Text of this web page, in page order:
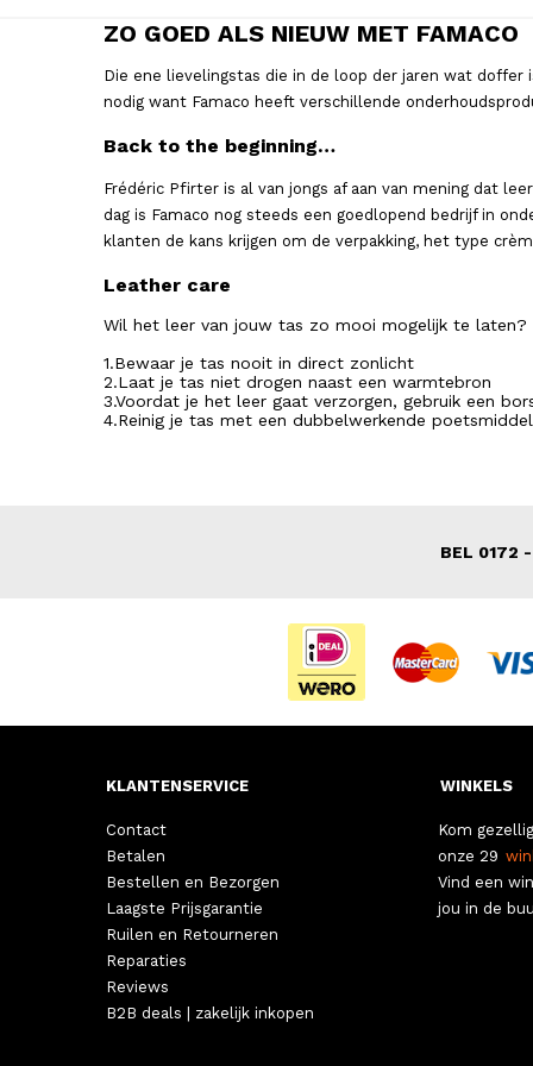
ZO GOED ALS NIEUW MET FAMACO
Die ene lievelingstas die in de loop der jaren wat
nodig want Famaco heeft verschillende
Back to the beginning…
Frédéric Pfirter is al van jongs af aan van mening dat
dag is Famaco nog steeds een goedlopend bedrijf in
klanten de kans krijgen om de verpakking, het type
Leather care
Wil het leer van jouw tas zo mooi mogelijk te
1.Bewaar je tas nooit in direct zonlicht
2.Laat je tas niet drogen naast een warmtebron
3.Voordat je het leer gaat verzorgen, gebruik een
4.Reinig je tas met een dubbelwerkende
BEL 0172
KLANTENSERVICE
Contact
Betalen
Bestellen en Bezorgen
Laagste Prijsgarantie
Ruilen en Retourneren
Reparaties
Reviews
B2B deals | zakelijk inkopen
WINKELS
Kom
onze 29
Vind een
jou in de